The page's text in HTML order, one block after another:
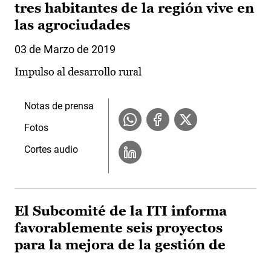
tres habitantes de la región vive en
las agrociudades
03 de Marzo de 2019
Impulso al desarrollo rural
Notas de prensa
Fotos
Cortes audio
El Subcomité de la ITI informa
favorablemente seis proyectos
para la mejora de la gestión de